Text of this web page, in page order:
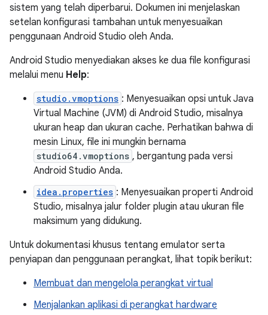
sistem yang telah diperbarui. Dokumen ini menjelaskan
setelan konfigurasi tambahan untuk menyesuaikan
penggunaan Android Studio oleh Anda.
Android Studio menyediakan akses ke dua file konfigurasi
melalui menu Help:
studio.vmoptions : Menyesuaikan opsi untuk Java
Virtual Machine (JVM) di Android Studio, misalnya
ukuran heap dan ukuran cache. Perhatikan bahwa di
mesin Linux, file ini mungkin bernama
studio64.vmoptions , bergantung pada versi
Android Studio Anda.
idea.properties : Menyesuaikan properti Android
Studio, misalnya jalur folder plugin atau ukuran file
maksimum yang didukung.
Untuk dokumentasi khusus tentang emulator serta
penyiapan dan penggunaan perangkat, lihat topik berikut:
Membuat dan mengelola perangkat virtual
Menjalankan aplikasi di perangkat hardware